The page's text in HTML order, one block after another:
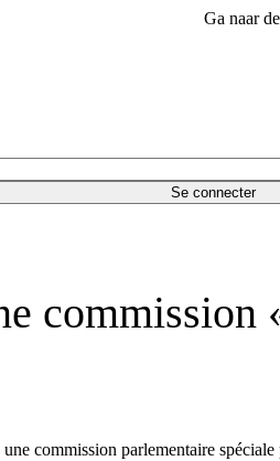
Ga naar
Se connecter
commission parlementaire